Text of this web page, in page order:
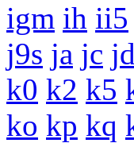
igm ih ii5
j9s ja jc jd
k0 k2 k5
ko kp kq